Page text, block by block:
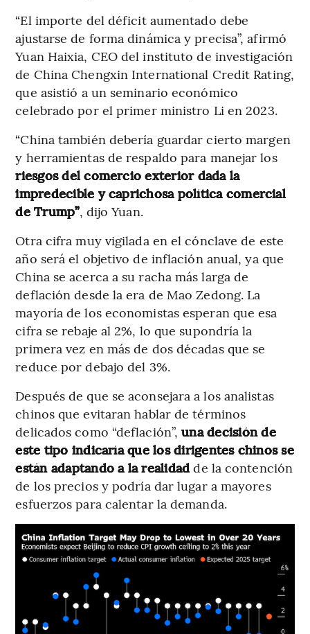
“El importe del déficit aumentado debe
ajustarse de forma dinámica y precisa”, afirmó
Yuan Haixia, CEO del instituto de investigación
de China Chengxin International Credit Rating,
que asistió a un seminario económico
celebrado por el primer ministro Li en 2023.
“China también debería guardar cierto margen
y herramientas de respaldo para manejar los
riesgos del comercio exterior dada la
impredecible y caprichosa política comercial
de Trump”, dijo Yuan.
Otra cifra muy vigilada en el cónclave de este
año será el objetivo de inflación anual, ya que
China se acerca a su racha más larga de
deflación desde la era de Mao Zedong. La
mayoría de los economistas esperan que esa
cifra se rebaje al 2%, lo que supondría la
primera vez en más de dos décadas que se
reduce por debajo del 3%.
Después de que se aconsejara a los analistas
chinos que evitaran hablar de términos
delicados como “deflación”,una decisión de
este tipo indicaría que los dirigentes chinos se
están adaptando a la realidad de la contención
de los precios y podría dar lugar a mayores
esfuerzos para calentar la demanda.